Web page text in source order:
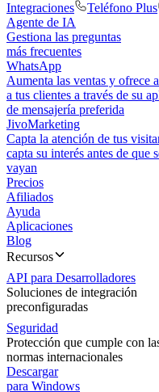
Integraciones
Teléfono Plus
Agente de IA
Gestiona las preguntas
más frecuentes
WhatsApp
Aumenta las ventas y ofrece
a tus clientes a través de su
de mensajería preferida
JivoMarketing
Capta la atención de tus
capta su interés antes de que
vayan
Precios
Afiliados
Ayuda
Aplicaciones
Blog
Recursos
API para Desarrolladores
Soluciones de integración
preconfiguradas
Seguridad
Protección que cumple con
normas internacionales
Descargar
para Windows